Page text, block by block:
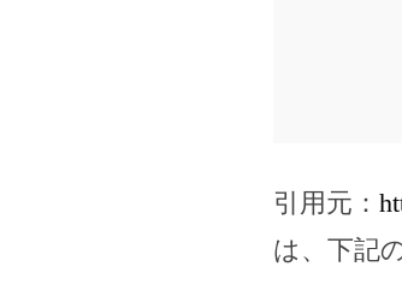
引用元：
は、下記